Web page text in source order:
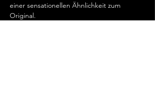
einer sensationellen Ähnlichkeit zum
Original.